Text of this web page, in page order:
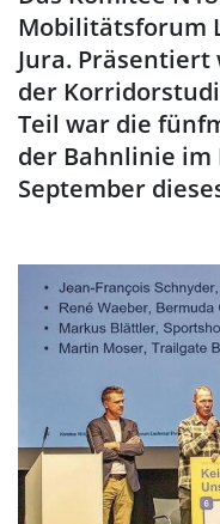
Mobilitätsforum
Jura. Präsentiert
der
Teil war die
der Bahnlinie im
September